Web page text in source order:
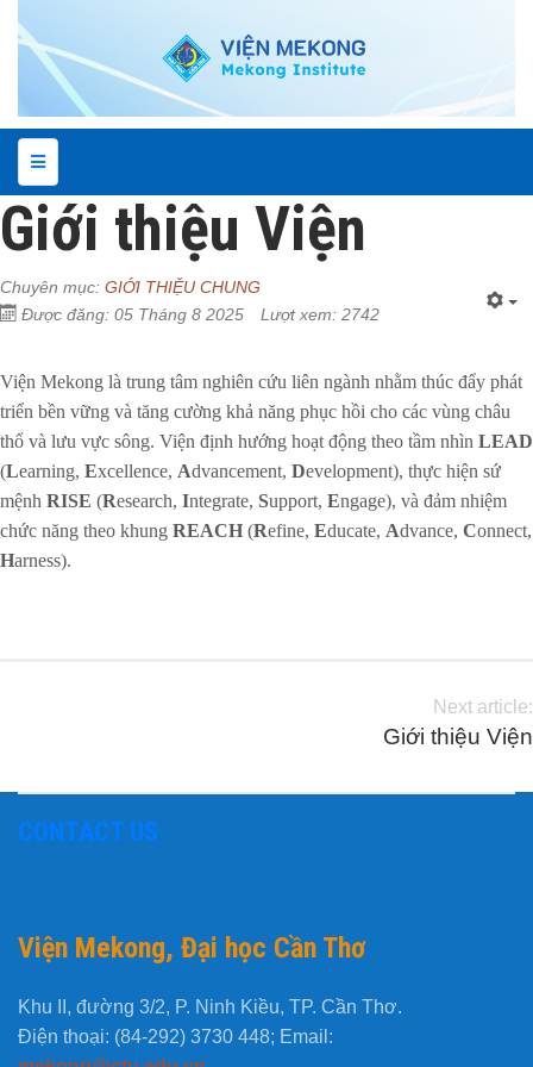
Giới thiệu Viện
Chuyên mục: GIỚI THIỆU CHUNG
Được đăng: 05 Tháng 8 2025
Lượt xem: 2742
Viện Mekong là trung tâm nghiên cứu liên ngành nhằm thúc đẩy phát
triển bền vững và tăng cường khả năng phục hồi cho các vùng châu
thổ và lưu vực sông. Viện định hướng hoạt động theo tầm nhìn LEAD
(Learning, Excellence, Advancement, Development), thực hiện sứ
mệnh RISE (Research, Integrate, Support, Engage), và đảm nhiệm
chức năng theo khung REACH (Refine, Educate, Advance, Connect,
Harness).
Next article:
Giới thiệu Viện
CONTACT US
Viện Mekong, Đại học Cần Thơ
Khu II, đường 3/2, P. Ninh Kiều, TP. Cần Thơ.
Điện thoại: (84-292) 3730 448; Email: